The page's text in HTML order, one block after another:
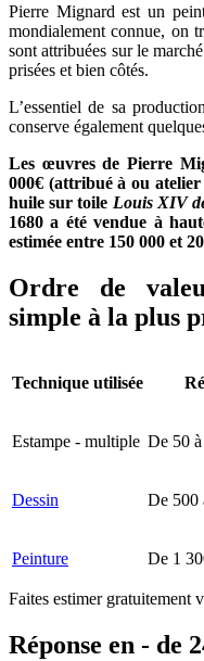
Pierre Mignard est un
mondialement connue, on
sont attribuées sur le
prisées et bien côtés.
L’essentiel de sa
conserve également
Les œuvres de Pierre
000€ (attribué à ou
huile sur toile Louis XIV
1680 a été vendue à
estimée entre 150 000 et
Ordre de
simple à la plus
Technique utilisée
Estampe - multiple De 50
Dessin De 500
Peinture De 1
Faites estimer gratuitement
Réponse en - de